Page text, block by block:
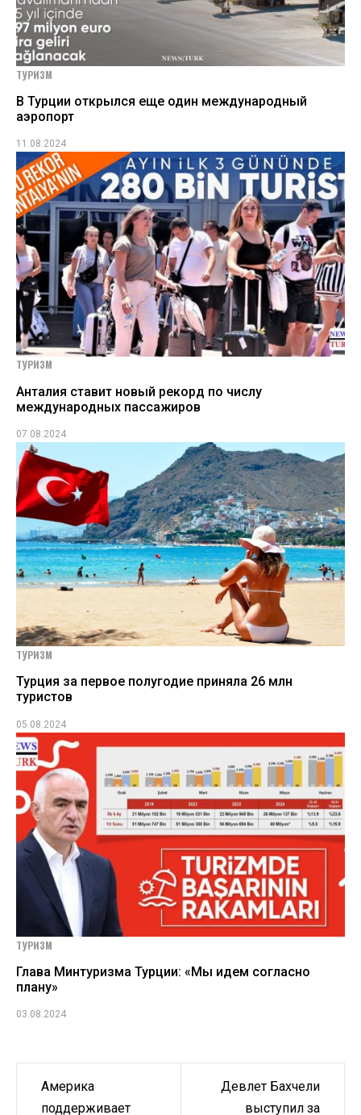
ТУРИЗМ
В Турции открылся еще один международный
аэропорт
11.08.2024
ТУРИЗМ
Анталия ставит новый рекорд по числу
международных пассажиров
07.08.2024
ТУРИЗМ
Турция за первое полугодие приняла 26 млн
туристов
05.08.2024
ТУРИЗМ
Глава Минтуризма Турции: «Мы идем согласно
плану»
03.08.2024
Навигация
Америка
поддерживает
Девлет Бахчели
выступил за